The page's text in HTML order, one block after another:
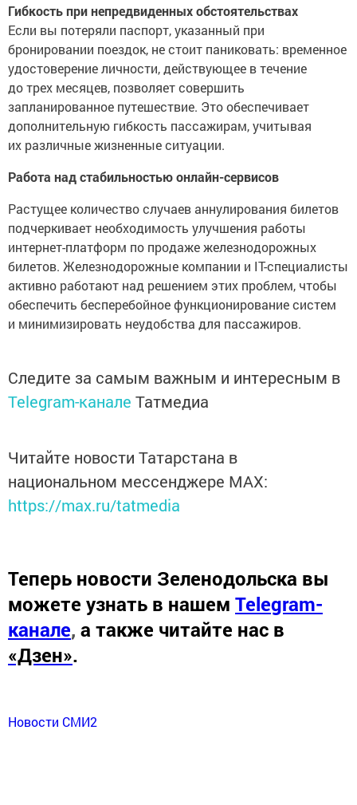
Гибкость при непредвиденных обстоятельствах
Если вы потеряли паспорт, указанный при
бронировании поездок, не стоит паниковать: временное
удостоверение личности, действующее в течение
до трех месяцев, позволяет совершить
запланированное путешествие. Это обеспечивает
дополнительную гибкость пассажирам, учитывая
их различные жизненные ситуации.
Работа над стабильностью онлайн-сервисов
Растущее количество случаев аннулирования билетов
подчеркивает необходимость улучшения работы
интернет-платформ по продаже железнодорожных
билетов. Железнодорожные компании и IT-специалисты
активно работают над решением этих проблем, чтобы
обеспечить бесперебойное функционирование систем
и минимизировать неудобства для пассажиров.
Следите за самым важным и интересным в
Telegram-канале Татмедиа
Читайте новости Татарстана в
национальном мессенджере MАХ:
https://max.ru/tatmedia
Теперь новости Зеленодольска вы
можете узнать в нашем Telegram-
канале, а также читайте нас в
«Дзен».
Новости СМИ2